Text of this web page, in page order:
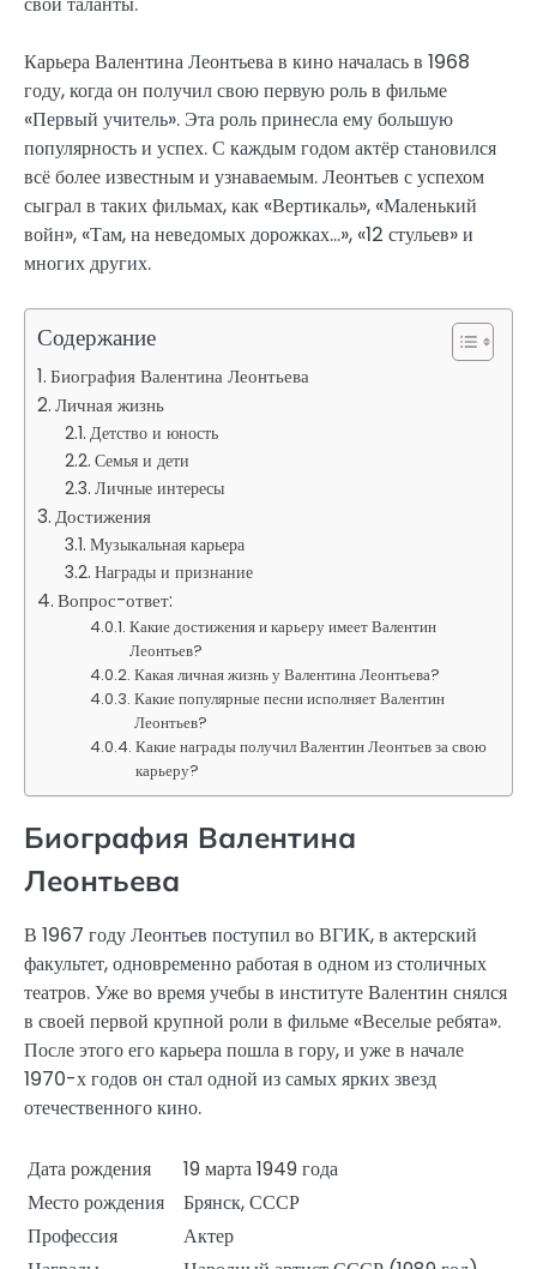
Карьера Валентина Леонтьева в кино началась в 1968
году, когда он получил свою первую роль в фильме
«Первый учитель». Эта роль принесла ему большую
популярность и успех. С каждым годом актёр становился
всё более известным и узнаваемым. Леонтьев с успехом
сыграл в таких фильмах, как «Вертикаль», «Маленький
войн», «Там, на неведомых дорожках…», «12 стульев» и
многих других.
Содержание
Биография Валентина Леонтьева
Личная жизнь
Детство и юность
Семья и дети
Личные интересы
Достижения
Музыкальная карьера
Награды и признание
Вопрос-ответ:
Какие достижения и карьеру имеет Валентин
Леонтьев?
Какая личная жизнь у Валентина Леонтьева?
Какие популярные песни исполняет Валентин
Леонтьев?
Какие награды получил Валентин Леонтьев за свою
карьеру?
Биография Валентина
Леонтьева
В 1967 году Леонтьев поступил во ВГИК, в актерский
факультет, одновременно работая в одном из столичных
театров. Уже во время учебы в институте Валентин снялся
в своей первой крупной роли в фильме «Веселые ребята».
После этого его карьера пошла в гору, и уже в начале
1970-х годов он стал одной из самых ярких звезд
отечественного кино.
Дата рождения
19 марта 1949 года
Место рождения
Брянск, СССР
Профессия
Актер